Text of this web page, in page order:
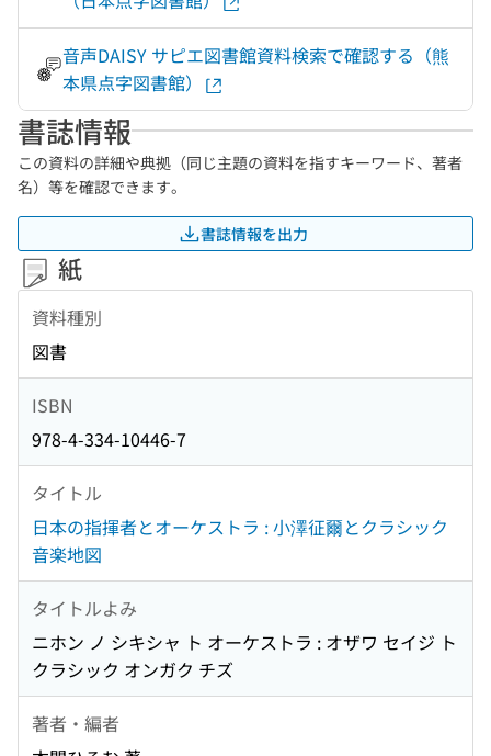
音声DAISY サピエ図書館資料検索で確認する（熊
本県点字図書館）
書誌情報
この資料の詳細や典拠（同じ主題の資料を指すキーワード、著者
名）等を確認できます。
書誌情報を出力
紙
資料種別
図書
ISBN
978-4-334-10446-7
タイトル
日本の指揮者とオーケストラ : 小澤征爾とクラシック
音楽地図
タイトルよみ
ニホン ノ シキシャ ト オーケストラ : オザワ セイジ ト
クラシック オンガク チズ
著者・編者